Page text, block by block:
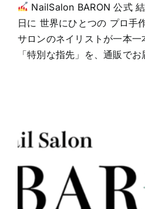
NailSalon BARON 公式
日に 世界にひとつの プロ手
サロンのネイリストが一本
「特別な指先」を、通販でお